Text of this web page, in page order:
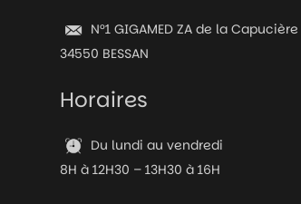
N°1 GIGAMED ZA de la Capucière
34550 BESSAN
Horaires
Du lundi au vendredi
8H à 12H30 – 13H30 à 16H